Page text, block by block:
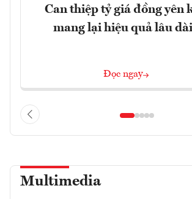
Can thiệp tỷ giá đồng yên
mang lại hiệu quả lâu
Đọc ngay
Multimedia